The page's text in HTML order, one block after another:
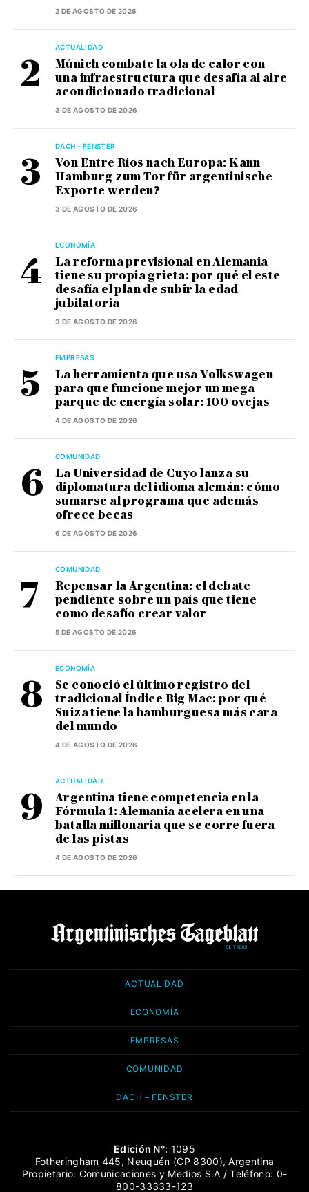
2 DE AGOSTO DE 2026
ACTUALIDAD
Múnich combate la ola de calor con
una infraestructura que desafía al aire
acondicionado tradicional
3 DE AGOSTO DE 2026
DACH - FENSTER
Von Entre Ríos nach Europa: Kann
Hamburg zum Tor für argentinische
Exporte werden?
3 DE AGOSTO DE 2026
ECONOMÍA
La reforma previsional en Alemania
tiene su propia grieta: por qué el este
desafía el plan de subir la edad
jubilatoria
3 DE AGOSTO DE 2026
EMPRESAS
La herramienta que usa Volkswagen
para que funcione mejor un mega
parque de energía solar: 100 ovejas
4 DE AGOSTO DE 2026
COMUNIDAD
La Universidad de Cuyo lanza su
diplomatura del idioma alemán: cómo
sumarse al programa que además
ofrece becas
6 DE AGOSTO DE 2026
COMUNIDAD
Repensar la Argentina: el debate
pendiente sobre un país que tiene
como desafío crear valor
5 DE AGOSTO DE 2026
ECONOMÍA
Se conoció el último registro del
tradicional Índice Big Mac: por qué
Suiza tiene la hamburguesa más cara
del mundo
4 DE AGOSTO DE 2026
ACTUALIDAD
Argentina tiene competencia en la
Fórmula 1: Alemania acelera en una
batalla millonaria que se corre fuera
de las pistas
4 DE AGOSTO DE 2026
ACTUALIDAD
ECONOMÍA
EMPRESAS
COMUNIDAD
DACH – FENSTER
Edición N°: 1095
Fotheringham 445, Neuquén (CP 8300), Argentina
Propietario: Comunicaciones y Medios S.A / Teléfono: 0-
800-33333-123